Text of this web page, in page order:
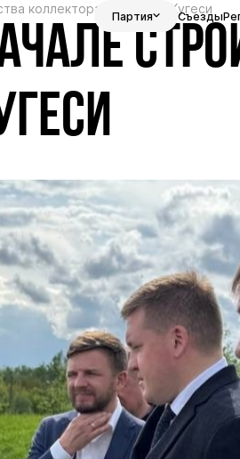
Партия Съезды
коллектора в посёлке Кугеси